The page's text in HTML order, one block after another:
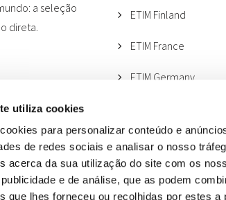
utiliza cookies
para personalizar conteúdo e
de redes sociais e analisar o nosso
acerca da sua utilização do site com os
e de análise, que as podem
que lhes forneceu ou recolhidas por estes a
a seleção
direta.
ETIM Finland
ETIM France
ETIM Germany
ETIM Italy (METEL)
ETIM Lithuania